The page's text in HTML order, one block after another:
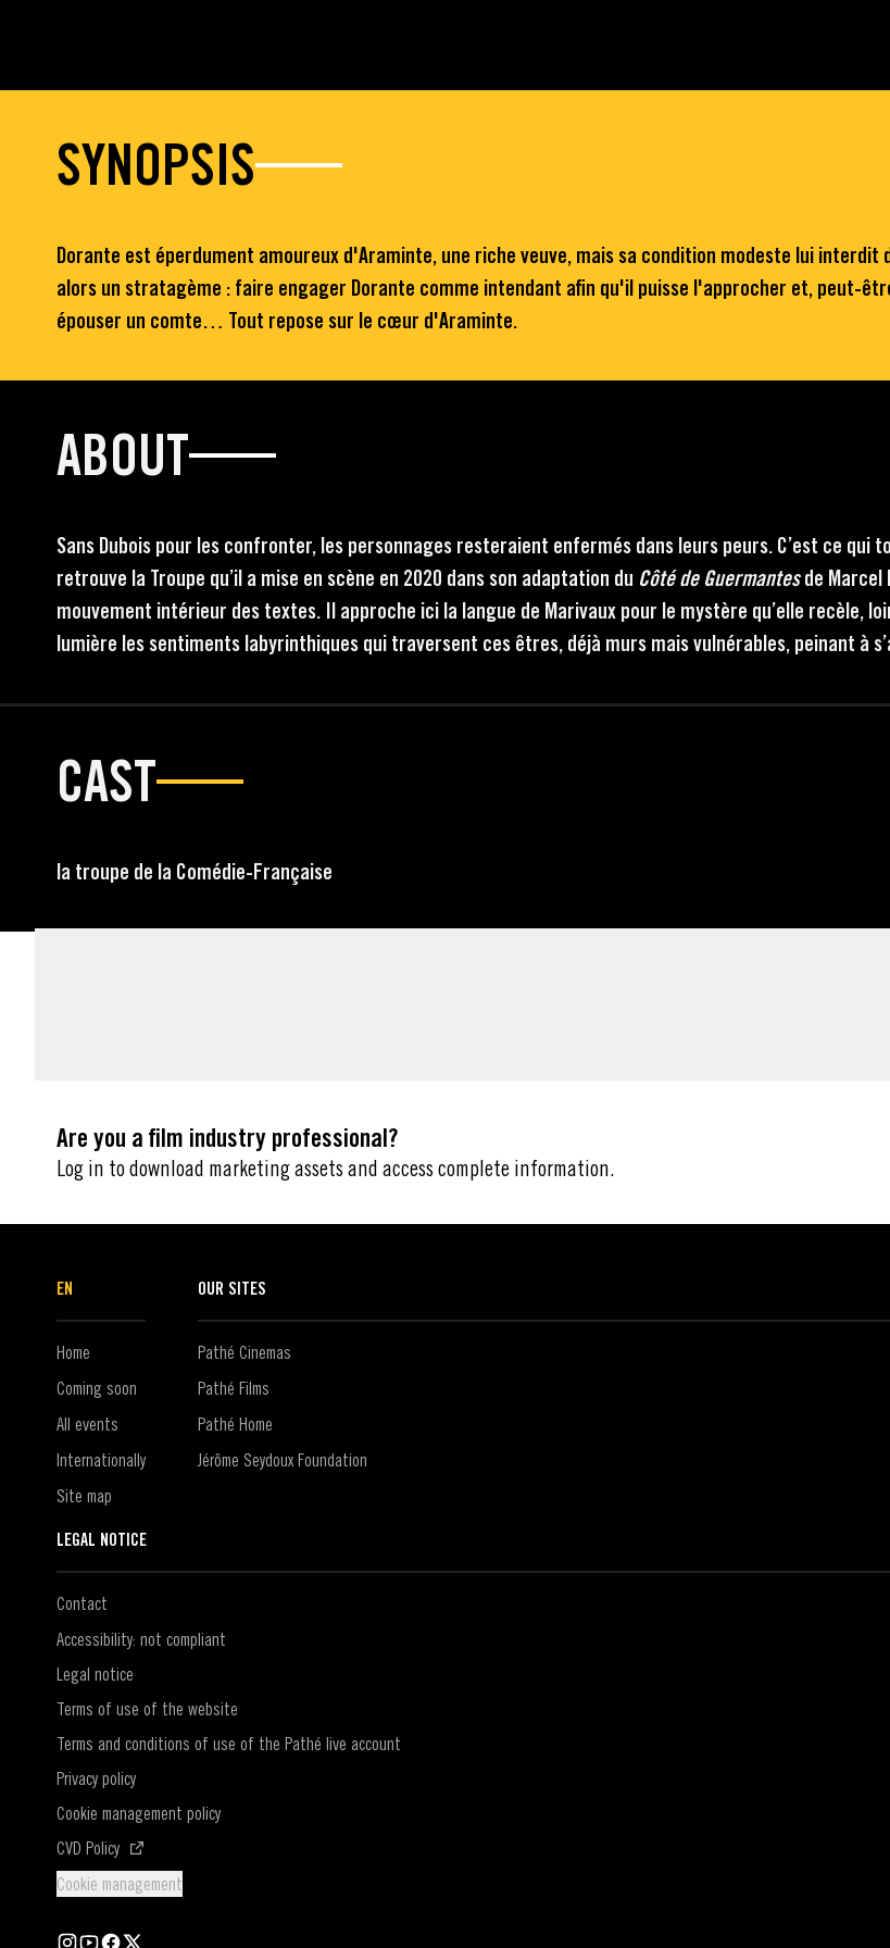
SYNOPSIS
Dorante est éperdument amoureux d'Araminte, une riche veuve, mais sa condition modeste lui
alors un stratagème : faire engager Dorante comme intendant afin qu'il puisse l'approcher et, peut-
épouser un comte… Tout repose sur le cœur d'Araminte.
ABOUT
Sans Dubois pour les confronter, les personnages resteraient enfermés dans leurs peurs. C’est ce qui
retrouve la Troupe qu’il a mise en scène en 2020 dans son adaptation du Côté de Guermantesde Marcel
mouvement intérieur des textes. Il approche ici la langue de Marivaux pour le mystère qu’elle recèle,
lumière les sentiments labyrinthiques qui traversent ces êtres, déjà murs mais vulnérables, peinant à
CAST
la troupe de la Comédie-Française
Are you a film industry professional?
Log in to download marketing assets and access complete information.
EN
Home
Coming soon
All events
Internationally
Site map
OUR SITES
Pathé Cinemas
Pathé Films
Pathé Home
Jérôme Seydoux Foundation
LEGAL NOTICE
Contact
Accessibility: not compliant
Legal notice
Terms of use of the website
Terms and conditions of use of the Pathé live account
Privacy policy
Cookie management policy
CVD Policy(Open in a new window)
Cookie management